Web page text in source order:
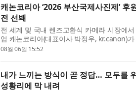
캐논코리아 ‘2026 부산국제사진제’
전 선봬
전 세계 및 국내 렌즈교환식 카메라 시장에
업 캐논코리아(대표이사 박정우, kr.canon)
사진제’의 후원사로 참여해 ‘캐논 미래작가
08월 06일 15:52
내가 느끼는 방식이 곧 정답… 모두를
성황리에 막 내려